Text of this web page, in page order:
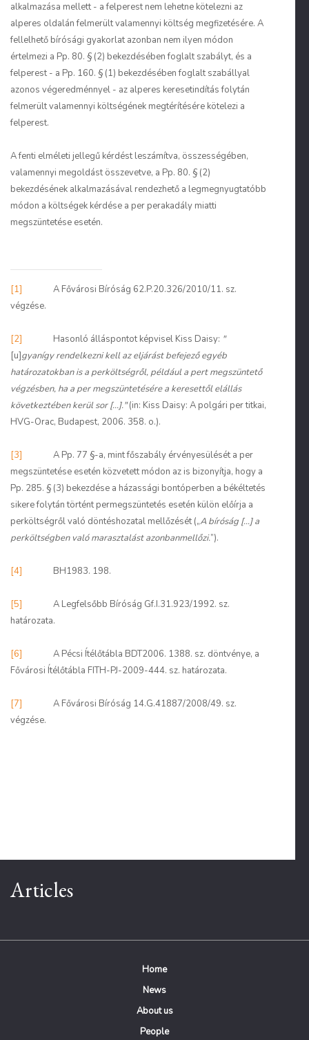
alkalmazása mellett - a felperest nem lehetne kötelezni az
alperes oldalán felmerült valamennyi költség megfizetésére. A
fellelhető bírósági gyakorlat azonban nem ilyen módon
értelmezi a Pp. 80. § (2) bekezdésében foglalt szabályt, és a
felperest - a Pp. 160. § (1) bekezdésében foglalt szabállyal
azonos végeredménnyel - az alperes keresetindítás folytán
felmerült valamennyi költségének megtérítésére kötelezi a
felperest.
A fenti elméleti jellegű kérdést leszámítva, összességében,
valamennyi megoldást összevetve, a Pp. 80. § (2)
bekezdésének alkalmazásával rendezhető a legmegnyugtatóbb
módon a költségek kérdése a per perakadály miatti
megszüntetése esetén.
[1] A Fővárosi Bíróság 62.P.20.326/2010/11. sz.
végzése.
[2] Hasonló álláspontot képvisel Kiss Daisy: "
[u]gyanígy rendelkezni kell az eljárást befejező egyéb
határozatokban is a perköltségről, például a pert megszüntető
végzésben, ha a per megszüntetésére a keresettől elállás
következtében kerül sor [...]."(in: Kiss Daisy: A polgári per titkai,
HVG-Orac, Budapest, 2006. 358. o.).
[3] A Pp. 77 §-a, mint főszabály érvényesülését a per
megszüntetése esetén közvetett módon az is bizonyítja, hogy a
Pp. 285. § (3) bekezdése a házassági bontóperben a békéltetés
sikere folytán történt permegszüntetés esetén külön előírja a
perköltségről való döntéshozatal mellőzését („A bíróság […] a
perköltségben való marasztalástazonbanmellőzi.”).
[4] BH1983. 198.
[5] A Legfelsőbb Bíróság Gf.I.31.923/1992. sz.
határozata.
[6] A Pécsi Ítélőtábla BDT2006. 1388. sz. döntvénye, a
Fővárosi Ítélőtábla FITH-PJ-2009-444. sz. határozata.
[7] A Fővárosi Bíróság 14.G.41887/2008/49. sz.
végzése.
Articles
Home
News
About us
People